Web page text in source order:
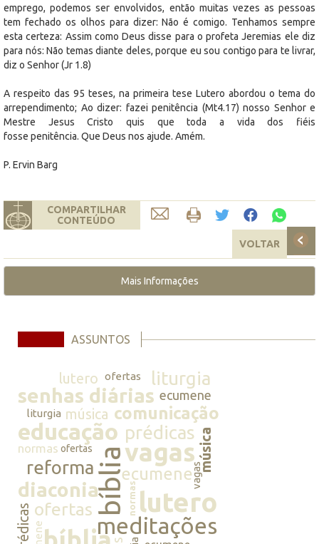
emprego, podemos ser envolvidos, então muitas vezes as pessoas
tem fechado os olhos para dizer: Não é comigo. Tenhamos sempre
esta certeza: Assim como Deus disse para o profeta Jeremias ele diz
para nós: Não temas diante deles, porque eu sou contigo para te livrar,
diz o Senhor (Jr 1.8)
A respeito das 95 teses, na primeira tese Lutero abordou o tema do
arrependimento; Ao dizer: fazei penitência (Mt4.17) nosso Senhor e
Mestre Jesus Cristo quis que toda a vida dos fiéis
fosse penitência. Que Deus nos ajude. Amém.
P. Ervin Barg
COMPARTILHAR
CONTEÚDO
VOLTAR
Mais Informações
ASSUNTOS
lutero ofertas liturgia
senhas diárias ecumene
liturgia música comunicação
educação prédicasmúsica
normas ofertasbíbliavagas
reforma
diaconia
ecumenevagas
prédicas ofertas normaslutero
meditações